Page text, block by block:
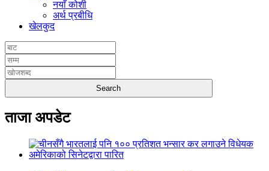
नयाँ कोशी
अर्थ प्रबीधि
खेलकुद
ताजा अपडेट